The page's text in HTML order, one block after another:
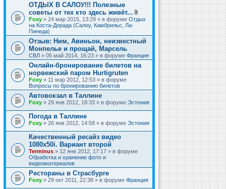
ОТДЫХ В САЛОУ!!! Полезные
советы от тех кто здесь живёт...
В
л
ж
е
и
я
Foxy » 24 мар 2015, 13:29 » в форуме Отдых
на Коста-Дорада (Салоу, Камбрильс, Ла-
Пинеда)
Отзыв: Ним, Авиньон, неизвестный
Монпелье и прощай, Марсель
СВЛ » 05 май 2014, 16:23 » в форуме Франция
Онлайн-бронирование билетов на
норвежский паром Hurtigruten
Foxy » 11 мар 2012, 12:53 » в форуме
Вопросы по бронированию билетов
Автовокзал в Таллине
Foxy » 29 янв 2012, 18:33 » в форуме Эстония
Погода в Таллине
Foxy » 26 янв 2012, 14:58 » в форуме Эстония
Качественный ресайз видео
1080x50i. Вариант второй
Terminus » 12 янв 2012, 17:17 » в форуме
Обработка и хранение фото и
видеоматериалов
Рестораны в Страсбурге
Foxy » 29 окт 2011, 22:38 » в форуме Франция